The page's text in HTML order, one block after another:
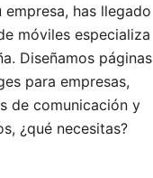
has llegado
móviles especializa
Diseñamos páginas
para empresas,
de comunicación y
¿qué necesitas?